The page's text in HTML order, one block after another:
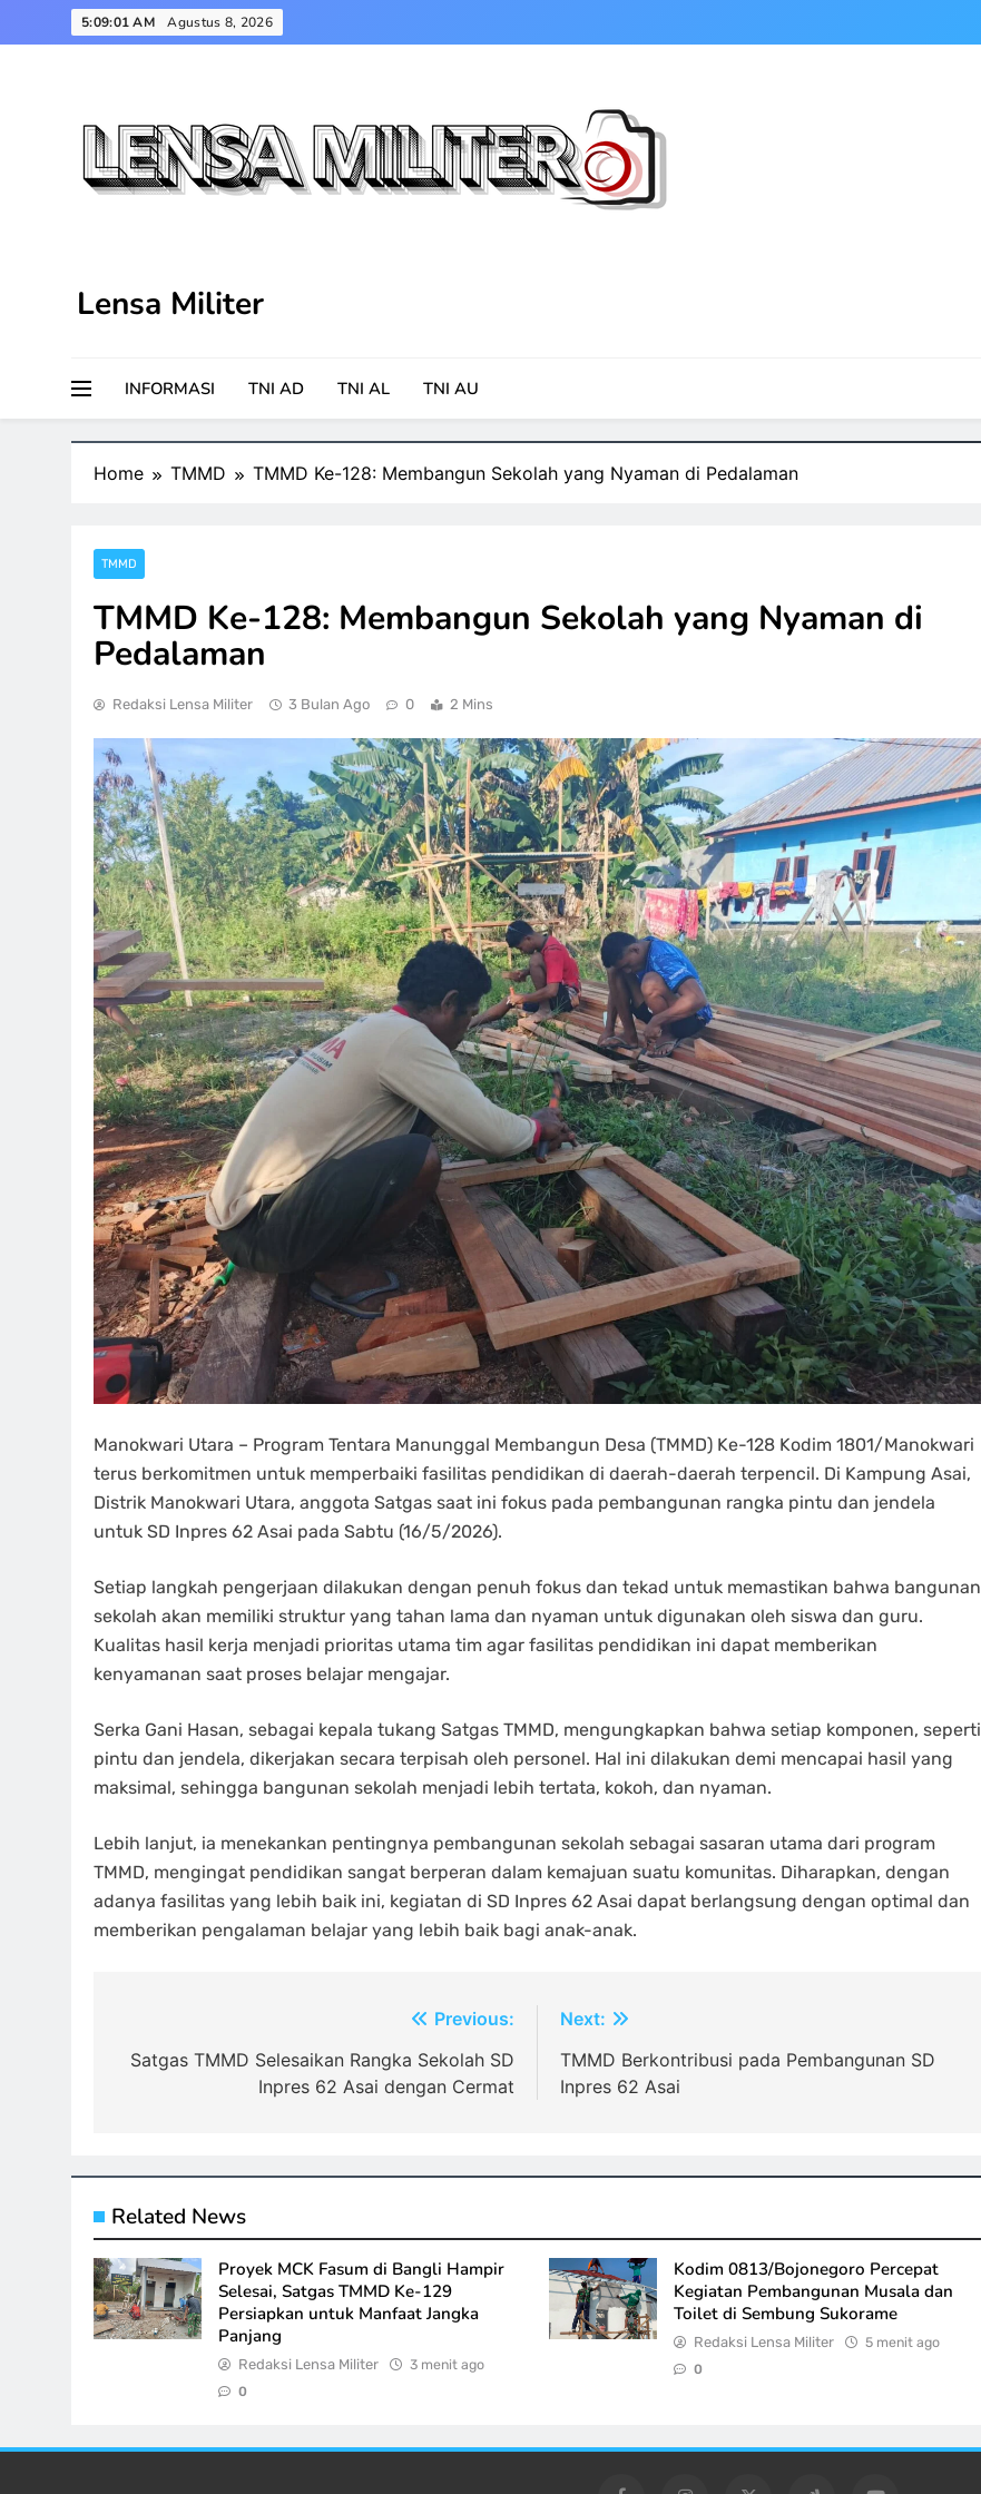
to
5:09:02 AM Agustus 8, 2026
Lensa Militer
INFORMASI TNI AD TNI AL TNI AU
Home TMMD TMMD Ke-128: Membangun Sekolah yang Nyaman di Pedalaman
TMMD
TMMD Ke-128: Membangun Sekolah yang Nyaman di
Pedalaman
Redaksi Lensa Militer 3 Bulan Ago 0 2 Mins
Manokwari Utara – Program Tentara Manunggal Membangun Desa (TMMD) Ke-128 Kodim 1801/Manokwari
terus berkomitmen untuk memperbaiki fasilitas pendidikan di daerah-daerah terpencil. Di Kampung Asai,
Distrik Manokwari Utara, anggota Satgas saat ini fokus pada pembangunan rangka pintu dan jendela
untuk SD Inpres 62 Asai pada Sabtu (16/5/2026).
Setiap langkah pengerjaan dilakukan dengan penuh fokus dan tekad untuk memastikan bahwa bangunan
sekolah akan memiliki struktur yang tahan lama dan nyaman untuk digunakan oleh siswa dan guru.
Kualitas hasil kerja menjadi prioritas utama tim agar fasilitas pendidikan ini dapat memberikan
kenyamanan saat proses belajar mengajar.
Serka Gani Hasan, sebagai kepala tukang Satgas TMMD, mengungkapkan bahwa setiap komponen, seperti
pintu dan jendela, dikerjakan secara terpisah oleh personel. Hal ini dilakukan demi mencapai hasil yang
maksimal, sehingga bangunan sekolah menjadi lebih tertata, kokoh, dan nyaman.
Lebih lanjut, ia menekankan pentingnya pembangunan sekolah sebagai sasaran utama dari program
TMMD, mengingat pendidikan sangat berperan dalam kemajuan suatu komunitas. Diharapkan, dengan
adanya fasilitas yang lebih baik ini, kegiatan di SD Inpres 62 Asai dapat berlangsung dengan optimal dan
memberikan pengalaman belajar yang lebih baik bagi anak-anak.
pos
Previous:
Satgas TMMD Selesaikan Rangka Sekolah SD
Inpres 62 Asai dengan Cermat
Next:
TMMD Berkontribusi pada Pembangunan SD
Inpres 62 Asai
Related News
Proyek MCK Fasum di Bangli Hampir
Selesai, Satgas TMMD Ke-129
Persiapkan untuk Manfaat Jangka
Panjang
Redaksi Lensa Militer 3 menit ago
0
Kodim 0813/Bojonegoro Percepat
Kegiatan Pembangunan Musala dan
Toilet di Sembung Sukorame
Redaksi Lensa Militer 5 menit ago
0